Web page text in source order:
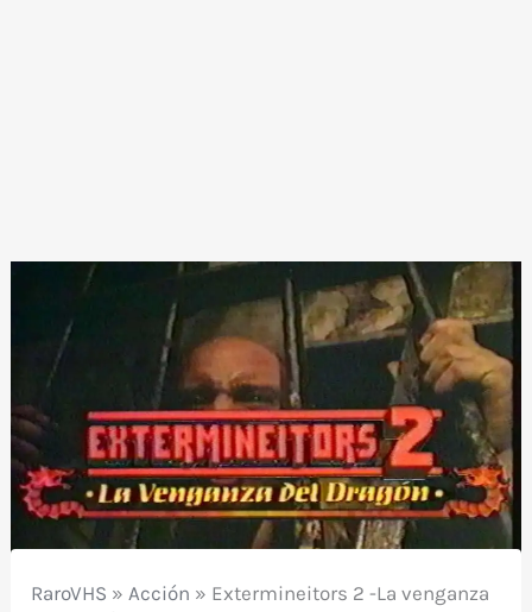
RaroVHS » Acción » Extermineitors 2 -La venganza